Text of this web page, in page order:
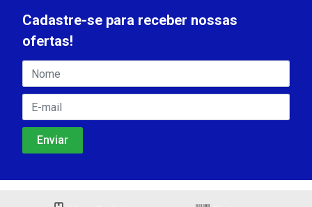
Cadastre-se para receber nossas
ofertas!